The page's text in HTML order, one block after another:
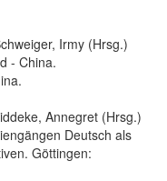
Irmy (Hrsg.)
- China.
Annegret (Hrsg.)
Deutsch als
Göttingen: